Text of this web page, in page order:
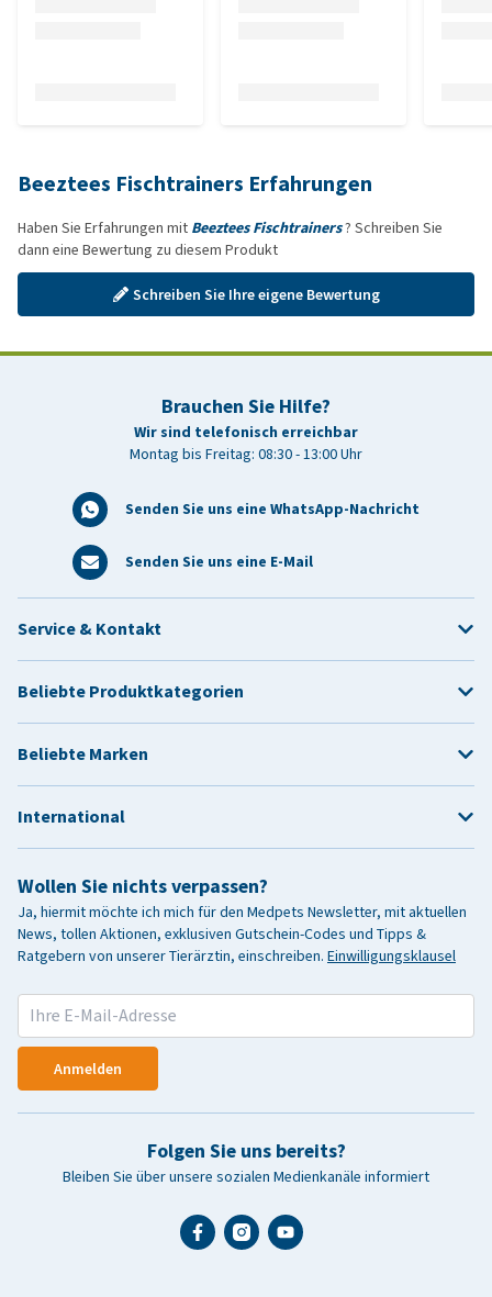
Beeztees Fischtrainers Erfahrungen
Haben Sie Erfahrungen mit Beeztees Fischtrainers? Schreiben Sie
dann eine Bewertung zu diesem Produkt
Schreiben Sie Ihre eigene Bewertung
Brauchen Sie Hilfe?
Wir sind telefonisch erreichbar
Montag bis Freitag: 08:30 - 13:00 Uhr
Senden Sie uns eine WhatsApp-Nachricht
Senden Sie uns eine E-Mail
Wollen Sie nichts verpassen?
Ja, hiermit möchte ich mich für den Medpets Newsletter, mit aktuellen
News, tollen Aktionen, exklusiven Gutschein-Codes und Tipps &
Ratgebern von unserer Tierärztin, einschreiben. Einwilligungsklausel
Anmelden
Folgen Sie uns bereits?
Bleiben Sie über unsere sozialen Medienkanäle informiert
Service & Kontakt
Beliebte Produktkategorien
Beliebte Marken
International